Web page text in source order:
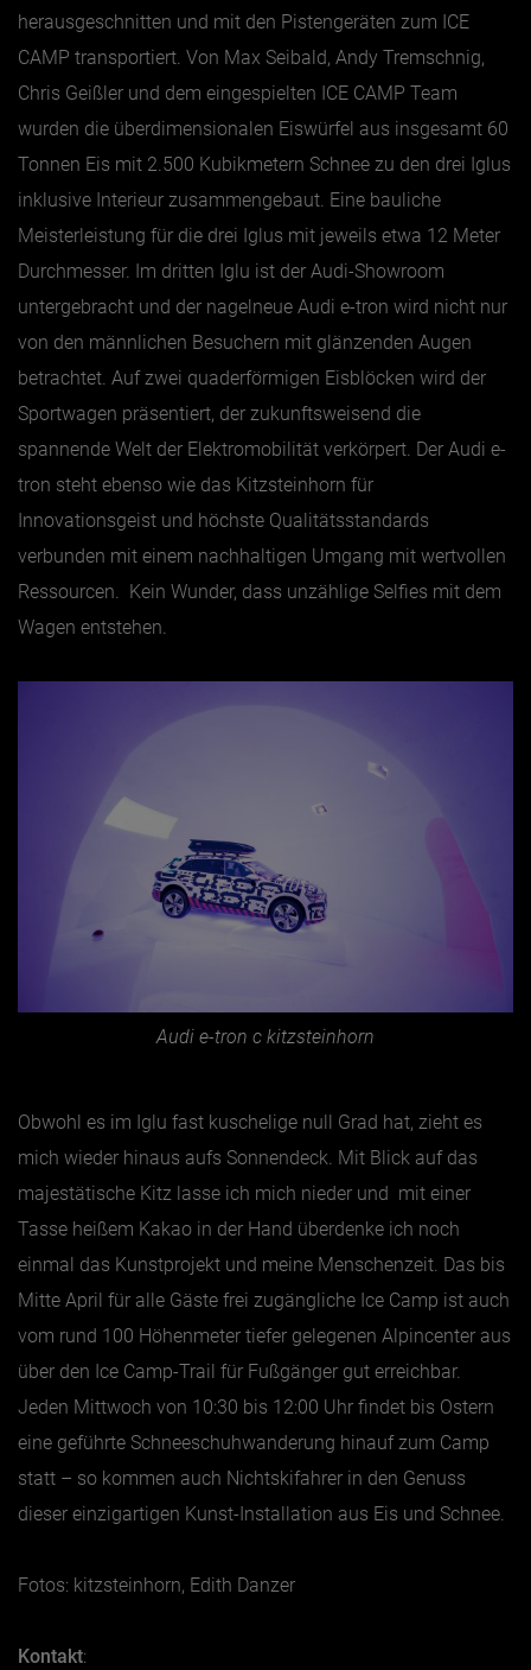
herausgeschnitten und mit den Pistengeräten zum ICE
CAMP transportiert. Von Max Seibald, Andy Tremschnig,
Chris Geißler und dem eingespielten ICE CAMP Team
wurden die überdimensionalen Eiswürfel aus insgesamt 60
Tonnen Eis mit 2.500 Kubikmetern Schnee zu den drei Iglus
inklusive Interieur zusammengebaut. Eine bauliche
Meisterleistung für die drei Iglus mit jeweils etwa 12 Meter
Durchmesser. Im dritten Iglu ist der Audi-Showroom
untergebracht und der nagelneue Audi e-tron wird nicht nur
von den männlichen Besuchern mit glänzenden Augen
betrachtet. Auf zwei quaderförmigen Eisblöcken wird der
Sportwagen präsentiert, der zukunftsweisend die
spannende Welt der Elektromobilität verkörpert. Der Audi e-
tron steht ebenso wie das Kitzsteinhorn für
Innovationsgeist und höchste Qualitätsstandards
verbunden mit einem nachhaltigen Umgang mit wertvollen
Ressourcen. Kein Wunder, dass unzählige Selfies mit dem
Wagen entstehen.
Audi e-tron c kitzsteinhorn
Obwohl es im Iglu fast kuschelige null Grad hat, zieht es
mich wieder hinaus aufs Sonnendeck. Mit Blick auf das
majestätische Kitz lasse ich mich nieder und mit einer
Tasse heißem Kakao in der Hand überdenke ich noch
einmal das Kunstprojekt und meine Menschenzeit. Das bis
Mitte April für alle Gäste frei zugängliche Ice Camp ist auch
vom rund 100 Höhenmeter tiefer gelegenen Alpincenter aus
über den Ice Camp-Trail für Fußgänger gut erreichbar.
Jeden Mittwoch von 10:30 bis 12:00 Uhr findet bis Ostern
eine geführte Schneeschuhwanderung hinauf zum Camp
statt – so kommen auch Nichtskifahrer in den Genuss
dieser einzigartigen Kunst-Installation aus Eis und Schnee.
Fotos: kitzsteinhorn, Edith Danzer
Kontakt: